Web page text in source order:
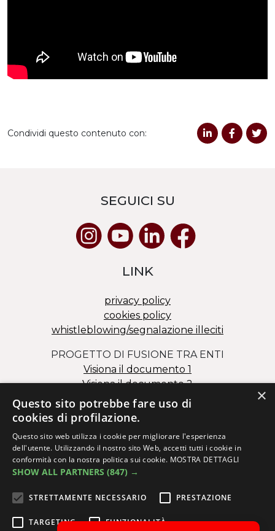
Condividi questo contenuto con:
SEGUICI SU
LINK
privacy policy
cookies policy
whistleblowing/segnalazione illeciti
PROGETTO DI FUSIONE TRA ENTI
Visiona il documento 1
Visiona il documento 2
Via dei Salesiani 15 – 30174 Mestre (VE)
info@issm.it|ittsanmarco@issm.it|info.fcs@issm.it
×
Questo sito potrebbe fare uso di
cookies di profilazione.
Questo sito web utilizza i cookie per migliorare l'esperienza
dell'utente. Utilizzando il nostro sito Web, accetti tutti i cookie in
conformità con la nostra politica sui cookie. MOSTRA DETTAGLI
SHOW ALL PARTNERS (847) →
STRETTAMENTE NECESSARIO PRESTAZIONE
TARGETING FUNZIONALITÀ